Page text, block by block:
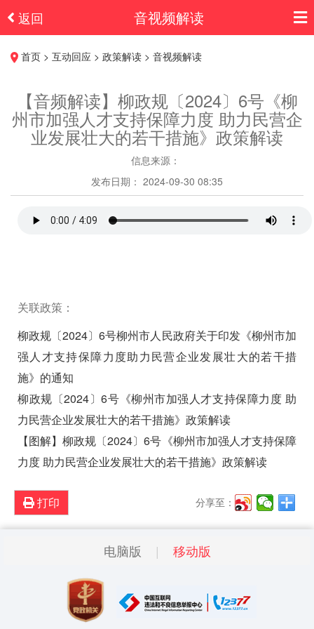
返回 音视频解读
首页 > 互动回应 > 政策解读 > 音视频解读
【音频解读】柳政规〔2024〕6号《柳
州市加强人才支持保障力度 助力民营企
业发展壮大的若干措施》政策解读
信息来源：
发布日期： 2024-09-30 08:35
关联政策：
柳政规〔2024〕6号柳州市人民政府关于印发《柳州市加
强人才支持保障力度助力民营企业发展壮大的若干措
施》的通知
柳政规〔2024〕6号《柳州市加强人才支持保障力度 助
力民营企业发展壮大的若干措施》政策解读
【图解】柳政规〔2024〕6号《柳州市加强人才支持保障
力度 助力民营企业发展壮大的若干措施》政策解读
打印 分享至：
电脑版 移动版